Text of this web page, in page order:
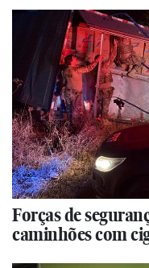
Forças de
caminhões com